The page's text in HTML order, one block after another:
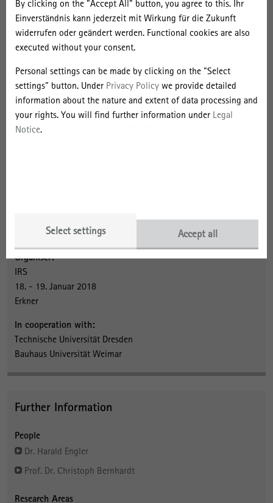
By clicking on the "Accept All" button, you agree to this. Ihr
Einverständnis kann jederzeit mit Wirkung für die Zukunft
widerrufen oder geändert werden. Functional cookies are also
executed without your consent.
Personal settings can be made by clicking on the "Select
settings" button. Under Privacy Policy we provide detailed
information about the nature and extent of data processing and
your rights. You will find further information under Legal
Notice.
Select settings Accept all
Im Rahmen der Konferenz wird am 18. Januar um 18.30 Uhr eine
Ausstellung mit Werken des bekannten Rostocker Architekten und
Malers Peter Baumbach mit dem Titel „Fläche, Körper, Raum –
im Pavillon der Historischen Forschungsstelle des IRS statt.
Contact
About the Event
Organiser:
IRS
18. - 19. Januar 2018
Erkner
In cooperation with:
Technische Universität Dresden
Bauhaus Universität Weimar
Further Information
People
Dr. Harald Engler
Prof. Dr. Christoph Bernhardt
Research Areas